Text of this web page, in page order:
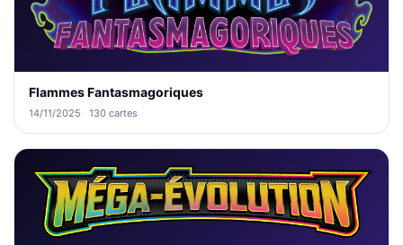
Flammes Fantasmagoriques
14/11/2025 130 cartes